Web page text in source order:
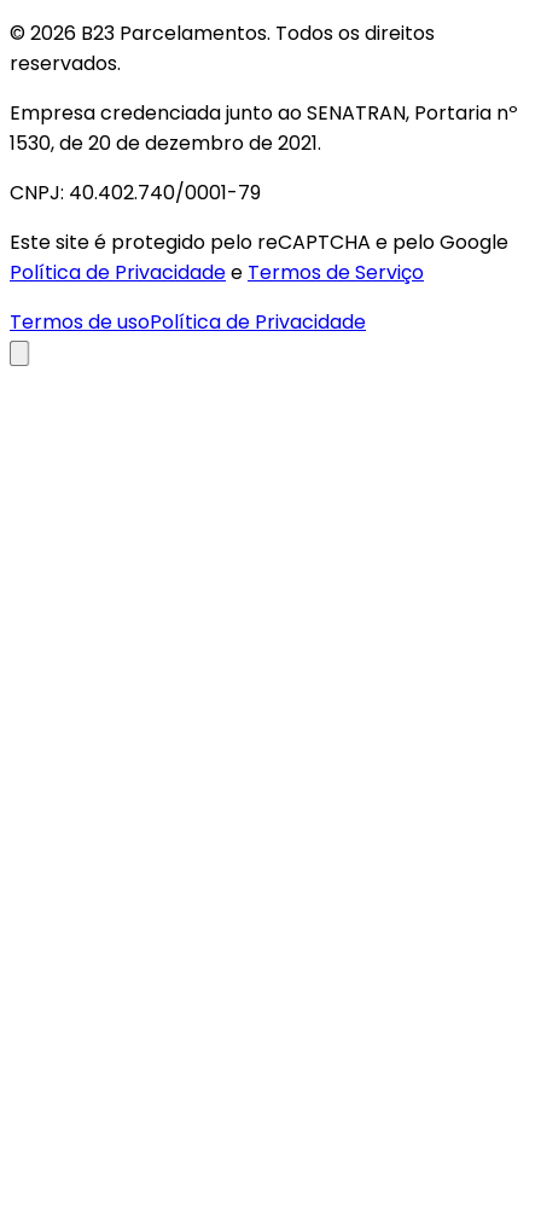
© 2026 B23 Parcelamentos. Todos os direitos
reservados.
Empresa credenciada junto ao SENATRAN, Portaria nº
1530, de 20 de dezembro de 2021.
CNPJ: 40.402.740/0001-79
Este site é protegido pelo reCAPTCHA e pelo Google
Política de Privacidadee Termos de Serviço
Termos de usoPolítica de Privacidade